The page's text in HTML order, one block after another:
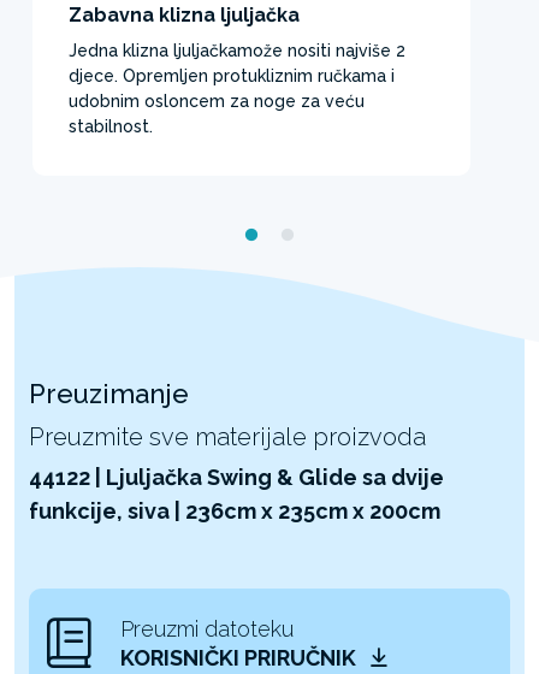
Zabavna klizna ljuljačka
Jedna klizna ljuljačkamože nositi najviše 2
djece. Opremljen protukliznim ručkama i
udobnim osloncem za noge za veću
stabilnost.
Preuzimanje
Preuzmite sve materijale proizvoda
44122 | Ljuljačka Swing & Glide sa dvije
funkcije, siva | 236cm x 235cm x 200cm
Preuzmi datoteku
KORISNIČKI PRIRUČNIK